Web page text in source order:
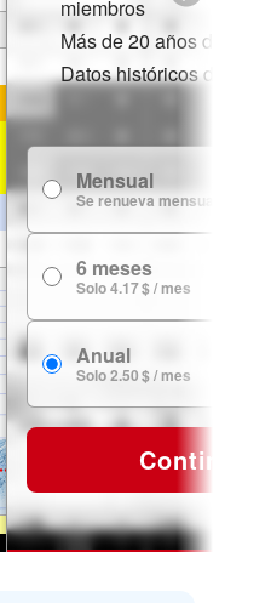
miembros
Más de 20 años de
Datos históricos de
Mensual
Se renueva mensualmente
6 meses
Solo 4.17 $ / mes
Anual
Solo 2.50 $ / mes
Continuar